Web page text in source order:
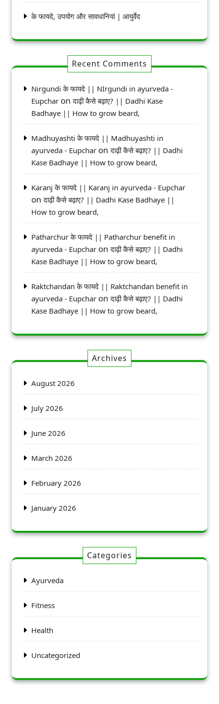
के फायदे, उपयोग और सावधानियां | आयुर्वेद
Recent Comments
Nirgundi के फायदे || NIrgundi in ayurveda -
Eupchar onदाढ़ी कैसे बढ़ाए? || Dadhi Kase
Badhaye || How to grow beard,
Madhuyashti के फायदे || Madhuyashti in
ayurveda - Eupchar onदाढ़ी कैसे बढ़ाए? || Dadhi
Kase Badhaye || How to grow beard,
Karanj के फायदे || Karanj in ayurveda - Eupchar
onदाढ़ी कैसे बढ़ाए? || Dadhi Kase Badhaye ||
How to grow beard,
Patharchur के फायदे || Patharchur benefit in
ayurveda - Eupchar onदाढ़ी कैसे बढ़ाए? || Dadhi
Kase Badhaye || How to grow beard,
Raktchandan के फायदे || Raktchandan benefit in
ayurveda - Eupchar onदाढ़ी कैसे बढ़ाए? || Dadhi
Kase Badhaye || How to grow beard,
Archives
August 2026
July 2026
June 2026
March 2026
February 2026
January 2026
Categories
Ayurveda
Fitness
Health
Uncategorized